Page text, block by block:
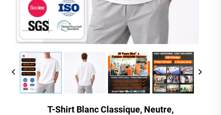
T-Shirt Blanc Classique, Neutre,